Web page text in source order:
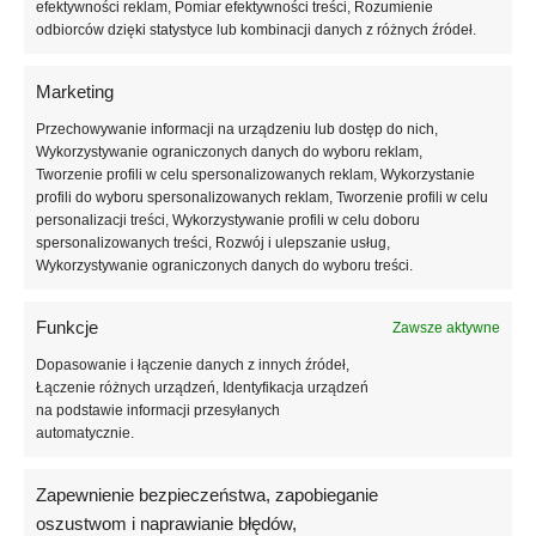
efektywności reklam, Pomiar efektywności treści, Rozumienie
odbiorców dzięki statystyce lub kombinacji danych z różnych źródeł.
Marketing
Przechowywanie informacji na urządzeniu lub dostęp do nich,
Wykorzystywanie ograniczonych danych do wyboru reklam,
Tworzenie profili w celu spersonalizowanych reklam, Wykorzystanie
profili do wyboru spersonalizowanych reklam, Tworzenie profili w celu
personalizacji treści, Wykorzystywanie profili w celu doboru
spersonalizowanych treści, Rozwój i ulepszanie usług,
Wykorzystywanie ograniczonych danych do wyboru treści.
Funkcje Zawsze aktywne
Dopasowanie i łączenie danych z innych źródeł,
Łączenie różnych urządzeń, Identyfikacja urządzeń
na podstawie informacji przesyłanych
automatycznie.
Zapewnienie bezpieczeństwa, zapobieganie
oszustwom i naprawianie błędów,
Na odpowiednio przygotowaną płytkę paznokcia nałóż warstwę
Rubber Base Perfect Foundation. Następnie nałóż 1 średnią lub 2
Dla idealnego połysku wykończ stylizację topem
sekund.
Dla najlepszego efektu zalecamy aplikację pastelowych odcieni na
mleczny lub biały podkład – pozwoli to wydobyć ich pełnię koloru i
intensywność.
Acrylates Copolymer, Isopropyl Alcohol, Hydroxypropyl
Methacrylate, Ethyl Trimethylbenzoyl Phenylphosphinate,
Microcrystalline Wax, Dimethicone.
CI 15880, CI 77491, CI 77492, CI 77891, CI 77163, CI 77007, CI
⚠️ Środki ostrożności: